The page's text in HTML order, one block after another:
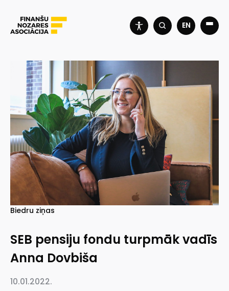
EN
Biedru ziņas
SEB pensiju fondu turpmāk vadīs
Anna Dovbiša
10.01.2022.